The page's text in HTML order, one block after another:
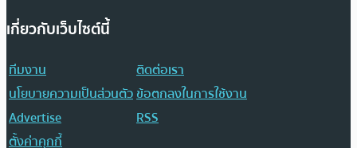
เกี่ยวกับเว็บไซต์นี้
ทีมงาน
ติดต่อเรา
นโยบายความเป็นส่วนตัวข้อตกลงในการใช้งาน
Advertise
RSS
ตั้งค่าคุกกี้